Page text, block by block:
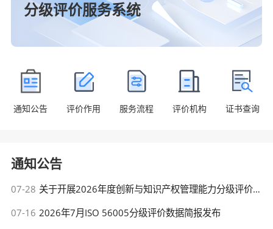
分级评价服务系统
通知公告 评价作用 服务流程 评价机构 证书查询
通知公告
07-28 关于开展2026年度创新与知识产权管理能力分级评价优秀案例评选的通知
07-16 2026年7月ISO 56005分级评价数据简报发布